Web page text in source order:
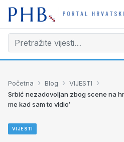
Početna › Blog › VIJESTI ›
Srbić nezadovoljan zbog scene na
me kad sam to vidio‘
VIJESTI